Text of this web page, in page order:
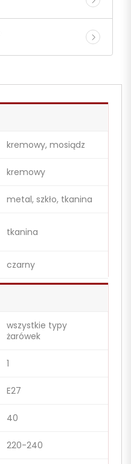
kremowy, mosiądz
kremowy
metal, szkło, tkanina
tkanina
czarny
wszystkie typy
żarówek
1
E27
40
220-240